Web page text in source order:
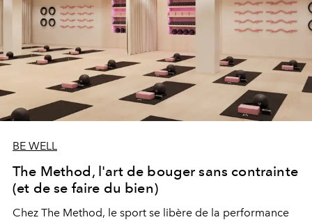
BE WELL
The Method, l'art de bouger sans contrainte
(et de se faire du bien)
Chez The Method, le sport se libère de la performance